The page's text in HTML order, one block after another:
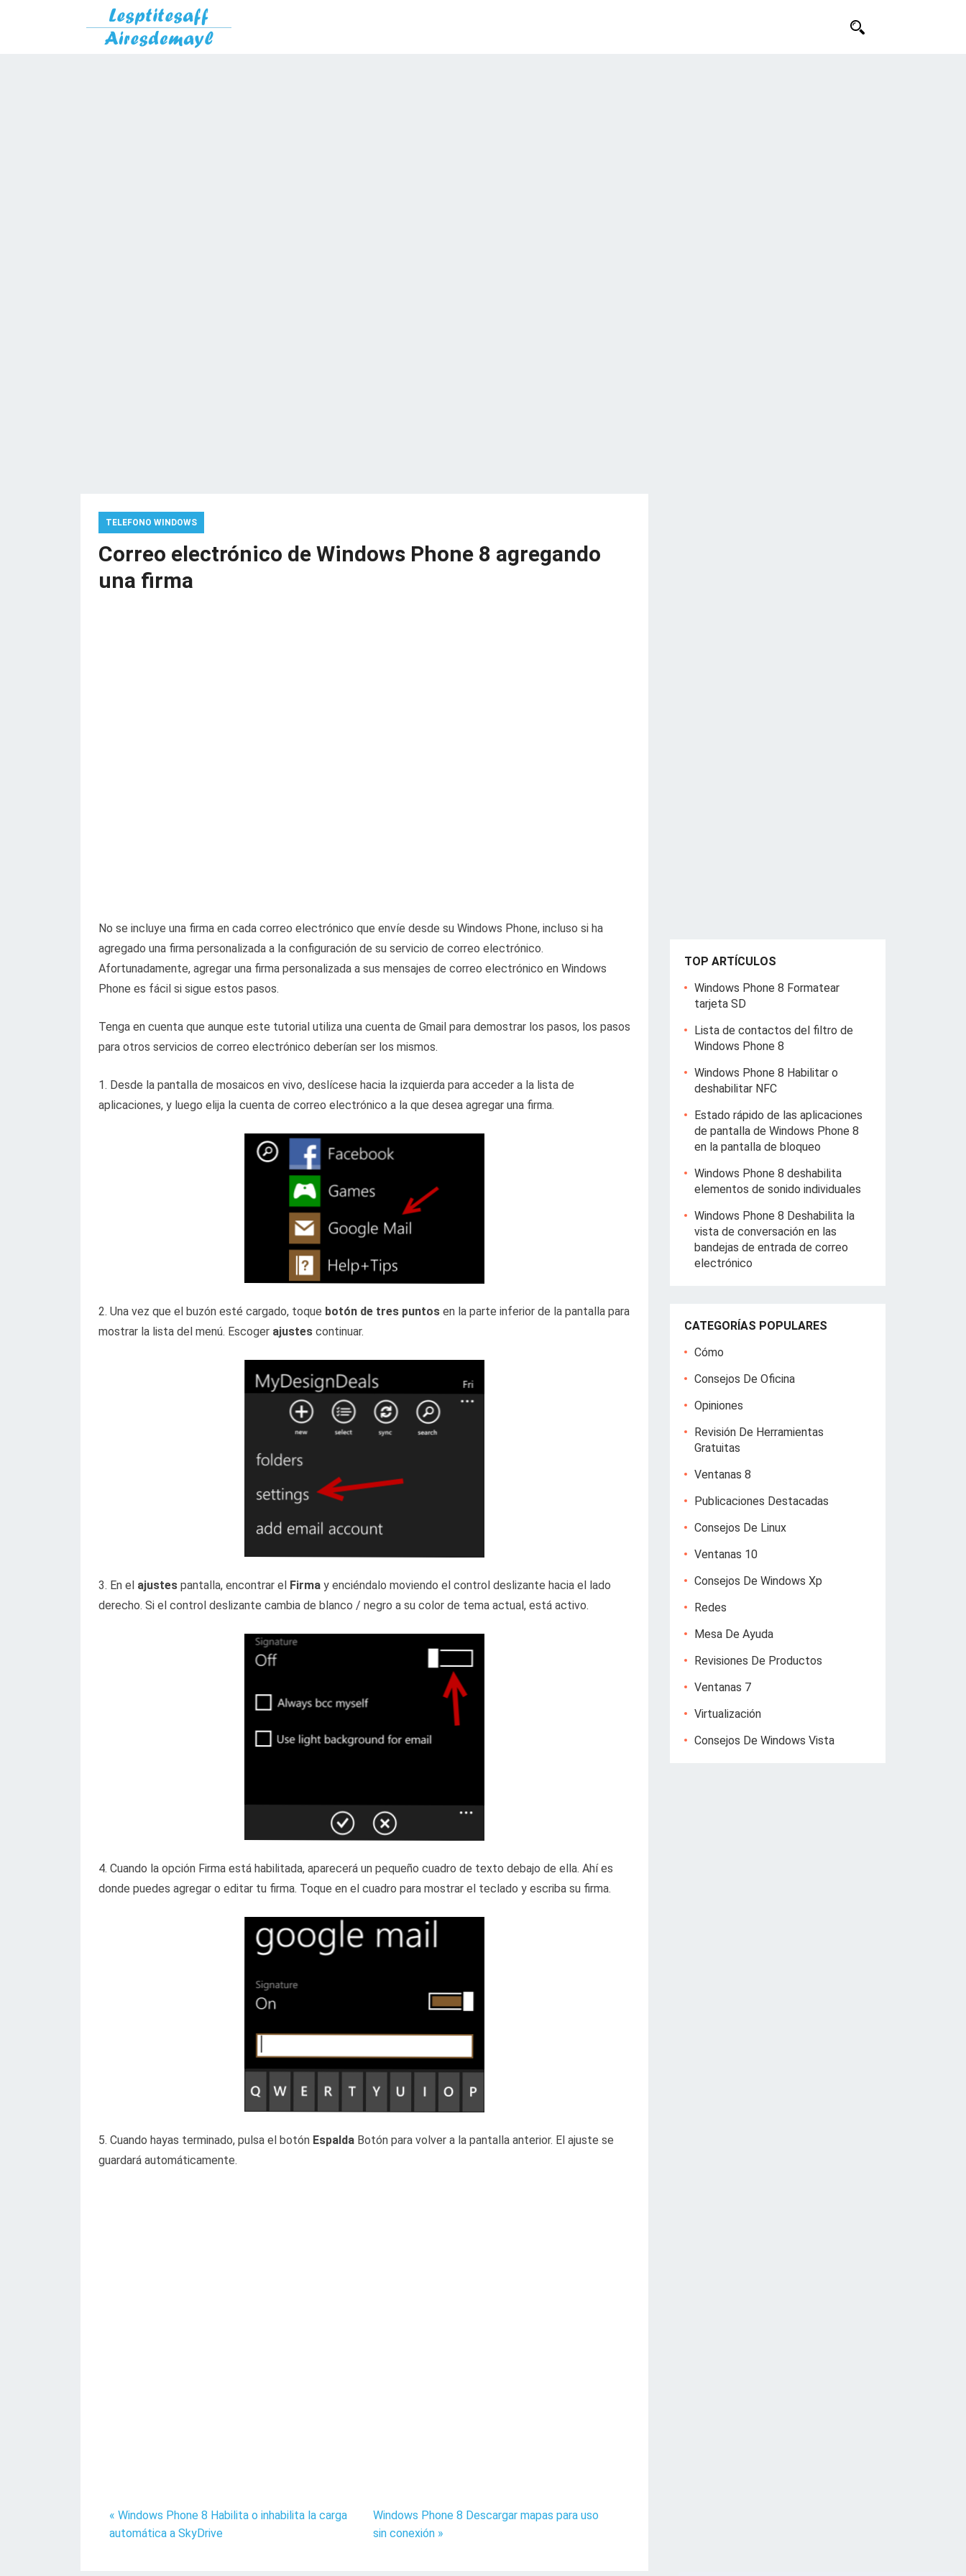
TELEFONO WINDOWS
Correo electrónico de Windows Phone 8 agregando
una firma
No se incluye una firma en cada correo electrónico que envíe desde su Windows Phone, incluso si ha
agregado una firma personalizada a la configuración de su servicio de correo electrónico.
Afortunadamente, agregar una firma personalizada a sus mensajes de correo electrónico en Windows
Phone es fácil si sigue estos pasos.
Tenga en cuenta que aunque este tutorial utiliza una cuenta de Gmail para demostrar los pasos, los pasos
para otros servicios de correo electrónico deberían ser los mismos.
1. Desde la pantalla de mosaicos en vivo, deslícese hacia la izquierda para acceder a la lista de
aplicaciones, y luego elija la cuenta de correo electrónico a la que desea agregar una firma.
2. Una vez que el buzón esté cargado, toque botón de tres puntos en la parte inferior de la pantalla para
mostrar la lista del menú. Escoger ajustes continuar.
3. En el ajustes pantalla, encontrar el Firma y enciéndalo moviendo el control deslizante hacia el lado
derecho. Si el control deslizante cambia de blanco / negro a su color de tema actual, está activo.
4. Cuando la opción Firma está habilitada, aparecerá un pequeño cuadro de texto debajo de ella. Ahí es
donde puedes agregar o editar tu firma. Toque en el cuadro para mostrar el teclado y escriba su firma.
5. Cuando hayas terminado, pulsa el botón Espalda Botón para volver a la pantalla anterior. El ajuste se
guardará automáticamente.
« Windows Phone 8 Habilita o inhabilita la carga
automática a SkyDrive
Windows Phone 8 Descargar mapas para uso
sin conexión »
TOP ARTÍCULOS
Windows Phone 8 Formatear
tarjeta SD
Lista de contactos del filtro de
Windows Phone 8
Windows Phone 8 Habilitar o
deshabilitar NFC
Estado rápido de las aplicaciones
de pantalla de Windows Phone 8
en la pantalla de bloqueo
Windows Phone 8 deshabilita
elementos de sonido individuales
Windows Phone 8 Deshabilita la
vista de conversación en las
bandejas de entrada de correo
electrónico
CATEGORÍAS POPULARES
Cómo
Consejos De Oficina
Opiniones
Revisión De Herramientas
Gratuitas
Ventanas 8
Publicaciones Destacadas
Consejos De Linux
Ventanas 10
Consejos De Windows Xp
Redes
Mesa De Ayuda
Revisiones De Productos
Ventanas 7
Virtualización
Consejos De Windows Vista